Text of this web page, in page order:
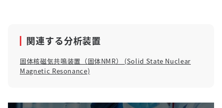
関連する分析装置
固体核磁気共鳴装置（固体NMR） (Solid State Nuclear
Magnetic Resonance)